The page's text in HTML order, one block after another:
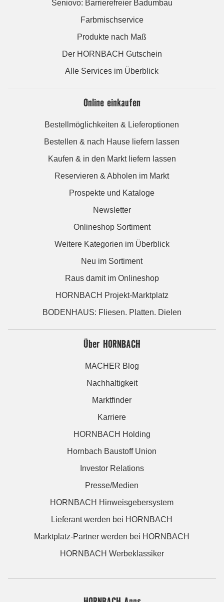
Seniovo: Barrierefreier Badumbau
Farbmischservice
Produkte nach Maß
Der HORNBACH Gutschein
Alle Services im Überblick
Online einkaufen
Bestellmöglichkeiten & Lieferoptionen
Bestellen & nach Hause liefern lassen
Kaufen & in den Markt liefern lassen
Reservieren & Abholen im Markt
Prospekte und Kataloge
Newsletter
Onlineshop Sortiment
Weitere Kategorien im Überblick
Neu im Sortiment
Raus damit im Onlineshop
HORNBACH Projekt-Marktplatz
BODENHAUS: Fliesen. Platten. Dielen
Über HORNBACH
MACHER Blog
Nachhaltigkeit
Marktfinder
Karriere
HORNBACH Holding
Hornbach Baustoff Union
Investor Relations
Presse/Medien
HORNBACH Hinweisgebersystem
Lieferant werden bei HORNBACH
Marktplatz-Partner werden bei HORNBACH
HORNBACH Werbeklassiker